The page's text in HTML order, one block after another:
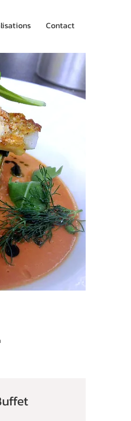
Contact